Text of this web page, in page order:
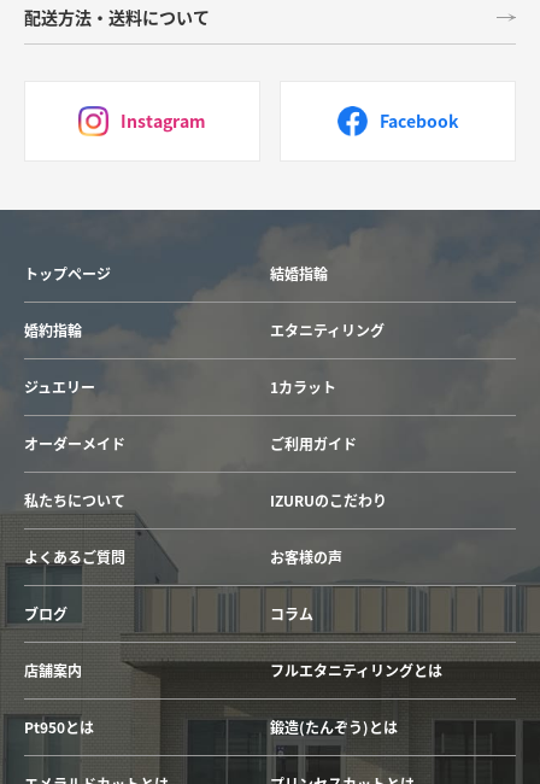
配送方法・送料について
Instagram Facebook
トップページ 結婚指輪
婚約指輪 エタニティリング
ジュエリー 1カラット
オーダーメイド ご利用ガイド
私たちについて IZURUのこだわり
よくあるご質問 お客様の声
ブログ コラム
店舗案内 フルエタニティリングとは
Pt950とは 鍛造(たんぞう)とは